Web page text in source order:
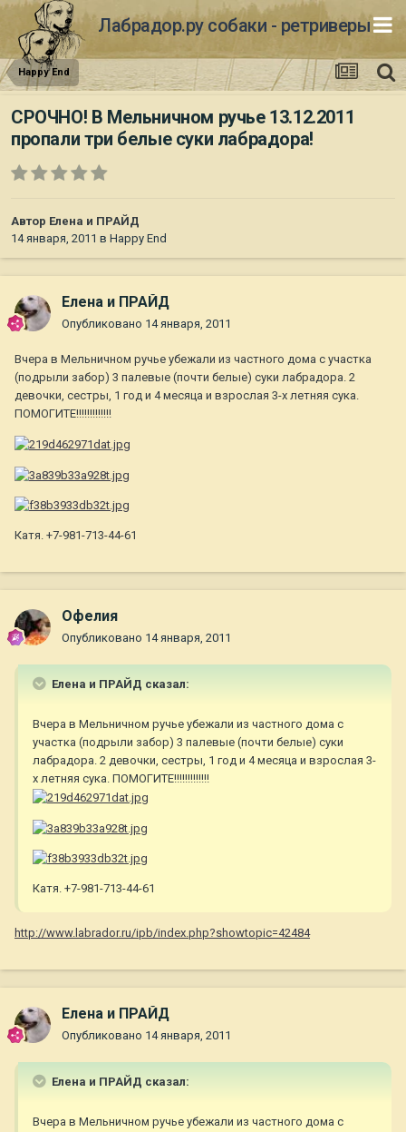
Лабрадор.ру собаки - ретриверы
Happy End
СРОЧНО! В Мельничном ручье 13.12.2011
пропали три белые суки лабрадора!
Автор Елена и ПРАЙД
14 января, 2011 в Happy End
Елена и ПРАЙД
Опубликовано 14 января, 2011
Вчера в Мельничном ручье убежали из частного дома с участка
(подрыли забор) 3 палевые (почти белые) суки лабрадора. 2
девочки, сестры, 1 год и 4 месяца и взрослая 3-х летняя сука.
ПОМОГИТЕ!!!!!!!!!!!!!
Катя. +7-981-713-44-61
Офелия
Опубликовано 14 января, 2011
Елена и ПРАЙД сказал:
Вчера в Мельничном ручье убежали из частного дома с
участка (подрыли забор) 3 палевые (почти белые) суки
лабрадора. 2 девочки, сестры, 1 год и 4 месяца и взрослая 3-
х летняя сука. ПОМОГИТЕ!!!!!!!!!!!!!
Катя. +7-981-713-44-61
http://www.labrador.ru/ipb/index.php?showtopic=42484
Елена и ПРАЙД
Опубликовано 14 января, 2011
Елена и ПРАЙД сказал:
Вчера в Мельничном ручье убежали из частного дома с